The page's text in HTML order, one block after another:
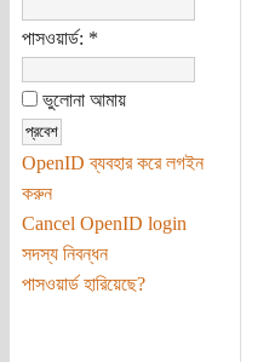
পাসওয়ার্ড: *
ভুলোনা আমায়
OpenID ব্যবহার করে লগইন
করুন
Cancel OpenID login
সদস্য নিবন্ধন
পাসওয়ার্ড হারিয়েছে?